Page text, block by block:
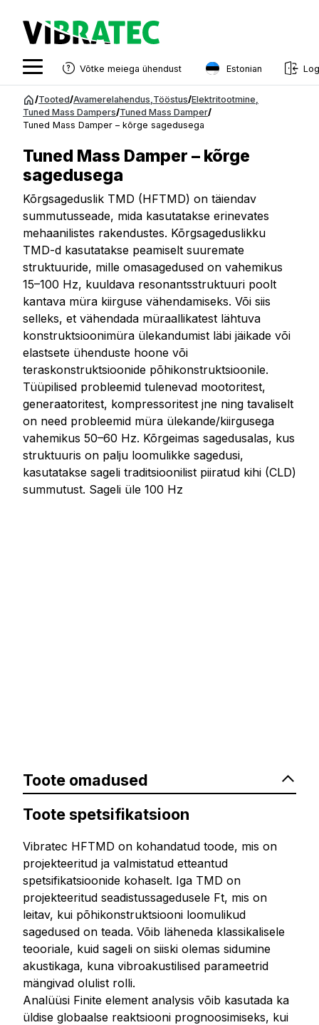
Hüppa
juurde
Võtke meiega ühendust Estonian
English
Estonian
Finnish
Danish
/Tooted/Avamerelahendus Tööstus/Elektritootmine
Tuned Mass Dampers/Tuned Mass Damper/
Tuned Mass Damper – kõrge sagedusega
Tuned Mass Damper – kõrge
sagedusega
Kõrgsageduslik TMD (HFTMD) on täiendav
summutusseade, mida kasutatakse erinevates
mehaanilistes rakendustes. Kõrgsageduslikku
TMD-d kasutatakse peamiselt suuremate
struktuuride, mille omasagedused on vahemikus
15–100 Hz, kuuldava resonantsstruktuuri poolt
kantava müra kiirguse vähendamiseks. Või siis
selleks, et vähendada müraallikatest lähtuva
konstruktsioonimüra ülekandumist läbi jäikade või
elastsete ühenduste hoone või
teraskonstruktsioonide põhikonstruktsioonile.
Tüüpilised probleemid tulenevad mootoritest,
generaatoritest, kompressoritest jne ning tavaliselt
on need probleemid müra ülekande/kiirgusega
vahemikus 50–60 Hz. Kõrgeimas sagedusalas, kus
struktuuris on palju loomulikke sagedusi,
kasutatakse sageli traditsioonilist piiratud kihi (CLD)
summutust. Sageli üle 100 Hz
Toote omadused
Toote spetsifikatsioon
Vibratec HFTMD on kohandatud toode, mis on
projekteeritud ja valmistatud etteantud
spetsifikatsioonide kohaselt. Iga TMD on
projekteeritud seadistussagedusele Ft, mis on
leitav, kui põhikonstruktsiooni loomulikud
sagedused on teada. Võib läheneda klassikalisele
teooriale, kuid sageli on siiski olemas sidumine
akustikaga, kuna vibroakustilised parameetrid
mängivad olulist rolli.
Analüüsi Finite element analysis võib kasutada ka
üldise globaalse reaktsiooni prognoosimiseks, kui